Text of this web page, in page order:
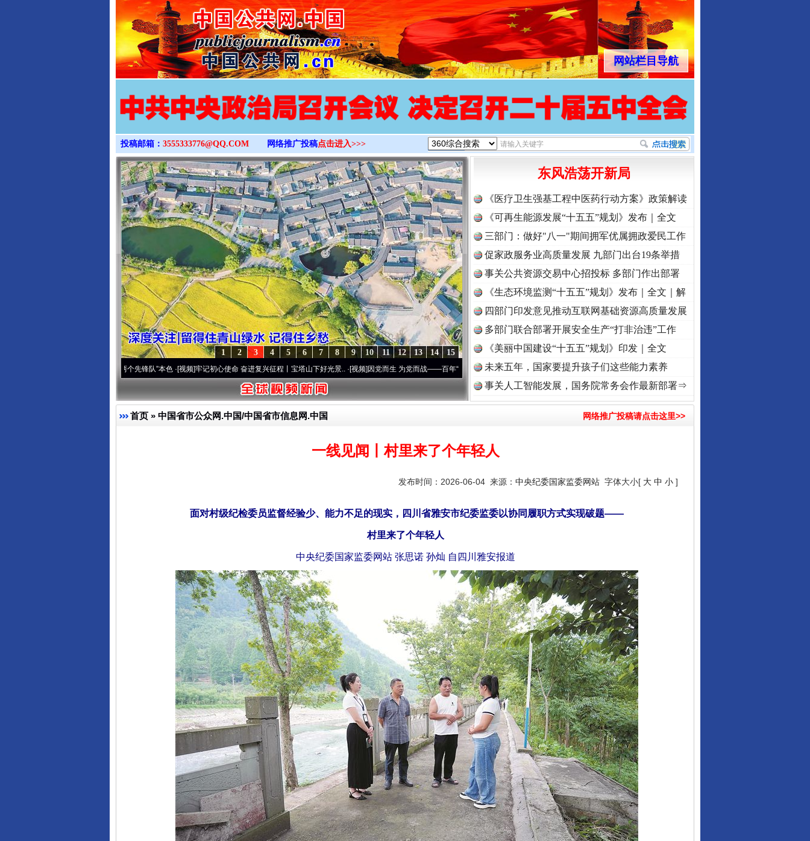
>
网站栏目导航
投稿邮箱： 3555333776@QQ.COM 网络推广投稿点击进入>>>
15
14
13
12
11
10
9
8
7
6
5
4
3
2
1
永葆“两个先锋队”本色·[视频]牢记初心使命 奋进复兴征程丨宝塔山下好光景..·[视频]因党而生 为党而战——百年“纪”事⑧加强纪律..·[视频]牢记初心使命 奋进复兴征程丨“转折之城”激荡.. ·[视频]
东风浩荡开新局
《医疗卫生强基工程中医药行动方案》政策解读
《可再生能源发展“十五五”规划》发布｜全文
三部门：做好"八一"期间拥军优属拥政爱民工作
促家政服务业高质量发展 九部门出台19条举措
事关公共资源交易中心招投标 多部门作出部署
《生态环境监测“十五五”规划》发布｜全文｜解
读
四部门印发意见推动互联网基础资源高质量发展
多部门联合部署开展安全生产“打非治违”工作
《美丽中国建设“十五五”规划》印发｜全文
未来五年，国家要提升孩子们这些能力素养
事关人工智能发展，国务院常务会作最新部署⇒
首页 » 中国省市公众网.中国/中国省市信息网.中国 网络推广投稿请点击这里>>
一线见闻丨村里来了个年轻人
发布时间：2026-06-04 来源： 中央纪委国家监委网站 字体大小[ 大 中 小 ]
面对村级纪检委员监督经验少、能力不足的现实，四川省雅安市纪委监委以协同履职方式实现破题——
村里来了个年轻人
中央纪委国家监委网站 张思诺 孙灿 自四川雅安报道